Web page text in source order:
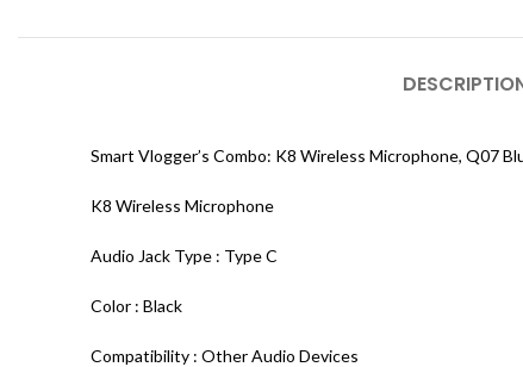
Smart Vlogger’s Combo: K8 Wireless Microphone, Q07
K8 Wireless Microphone
Audio Jack Type : Type C
Color : Black
Compatibility : Other Audio Devices